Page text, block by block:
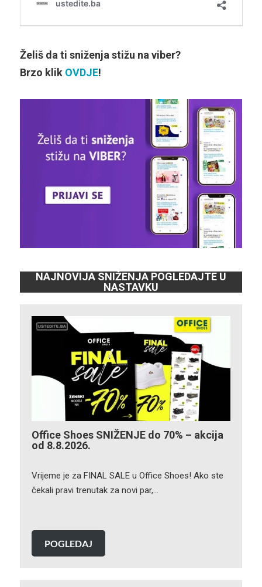
Želiš da ti sniženja stižu na viber?
Brzo klik OVDJE!
NAJNOVIJA SNIŽENJA POGLEDAJTE U
NASTAVKU
Office Shoes SNIŽENJE do 70% – akcija
od 8.8.2026.
Vrijeme je za FINAL SALE u Office Shoes! Ako ste
čekali pravi trenutak za novi par,…
POGLEDAJ